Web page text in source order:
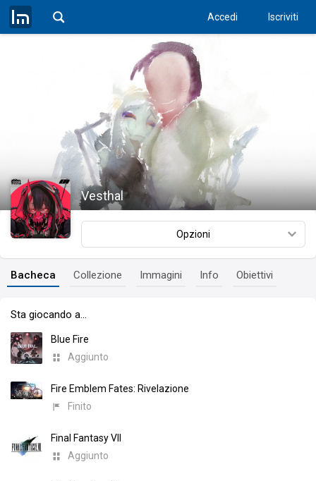
Accedi Iscriviti
Vesthal
Opzioni
Bacheca Collezione Immagini Info Obiettivi
Sta giocando a…
Blue Fire
Aggiunto
Fire Emblem Fates: Rivelazione
Finito
Final Fantasy VII
Aggiunto